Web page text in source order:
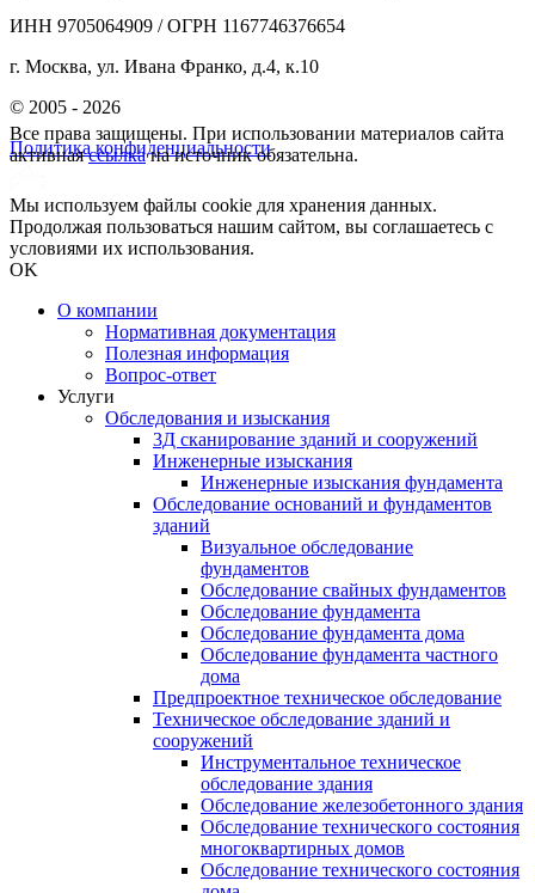
ИНН 9705064909 / ОГРН 1167746376654
г. Москва, ул. Ивана Франко, д.4, к.10
© 2005 - 2026
Политика конфиденциальности
Все права защищены. При использовании материалов сайта
активнаяссылкана источник обязательна.
Мы используем файлы cookie для хранения данных.
Продолжая пользоваться нашим сайтом, вы соглашаетесь с
условиями их использования.
OK
О компании
Нормативная документация
Полезная информация
Вопрос-ответ
Услуги
Обследования и изыскания
3Д сканирование зданий и сооружений
Инженерные изыскания
Инженерные изыскания фундамента
Обследование оснований и фундаментов
зданий
Визуальное обследование
фундаментов
Обследование свайных фундаментов
Обследование фундамента
Обследование фундамента дома
Обследование фундамента частного
дома
Предпроектное техническое обследование
Техническое обследование зданий и
сооружений
Инструментальное техническое
обследование здания
Обследование железобетонного здания
Обследование технического состояния
многоквартирных домов
Обследование технического состояния